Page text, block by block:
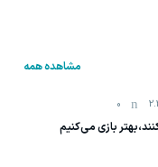
مشاهده همه
0
بازی می‌کنیم